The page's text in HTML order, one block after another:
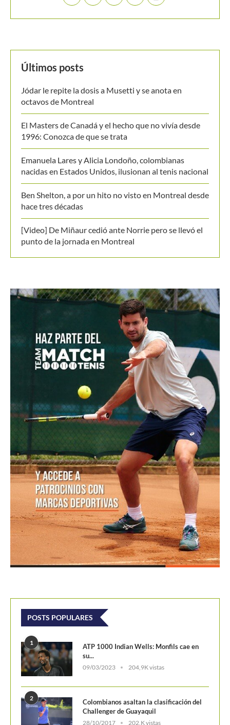
Últimos posts
Jódar le repite la dosis a Musetti y se anota en
octavos de Montreal
El Masters de Canadá y el hecho que no vivía desde
1996: Conozca de que se trata
Emanuela Lares y Alicia Londoño, colombianas
nacidas en Estados Unidos, ilusionan al tenis nacional
Ben Shelton, a por un hito no visto en Montreal desde
hace tres décadas
[Video] De Miñaur cedió ante Norrie pero se llevó el
punto de la jornada en Montreal
POSTS POPULARES
1
ATP 1000 Indian Wells: Monfils cae en
su...
09/03/2023 204,9K vistas
2
Colombianos asaltan la clasificación del
Challenger de Guayaquil
28/10/2017 202,K vistas